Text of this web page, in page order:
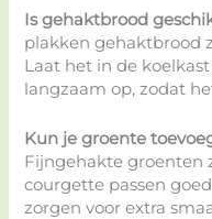
Is gehaktbrood
plakken gehaktbrood
Laat het in de
langzaam op, zodat
Kun je groente
Fijngehakte groenten
courgette passen
zorgen voor extra